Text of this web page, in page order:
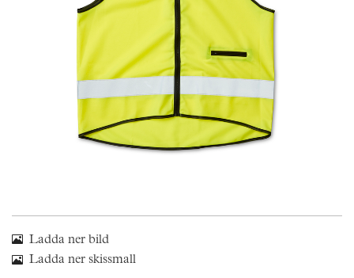
Ladda ner bild
Ladda ner skissmall
Pressinformation
Logga in